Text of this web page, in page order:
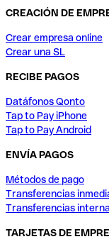
CREACIÓN DE
Crear empresa online
Crear una SL
RECIBE PAGOS
Datáfonos Qonto
Tap to Pay iPhone
Tap to Pay Android
ENVÍA PAGOS
Métodos de pago
Transferencias
Transferencias
TARJETAS DE